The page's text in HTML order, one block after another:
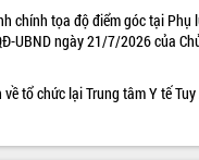
chính tọa độ điểm góc tại Phụ
UBND ngày 21/7/2026 của
tổ chức lại Trung tâm Y tế